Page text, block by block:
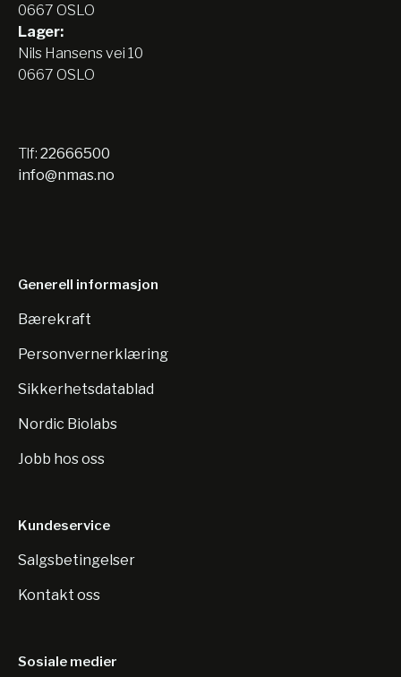
0667 OSLO
Lager:
Nils Hansens vei 10
0667 OSLO
Tlf: 22666500
info@nmas.no
Generell informasjon
Bærekraft
Personvernerklæring
Sikkerhetsdatablad
Nordic Biolabs
Jobb hos oss
Kundeservice
Salgsbetingelser
Kontakt oss
Sosiale medier